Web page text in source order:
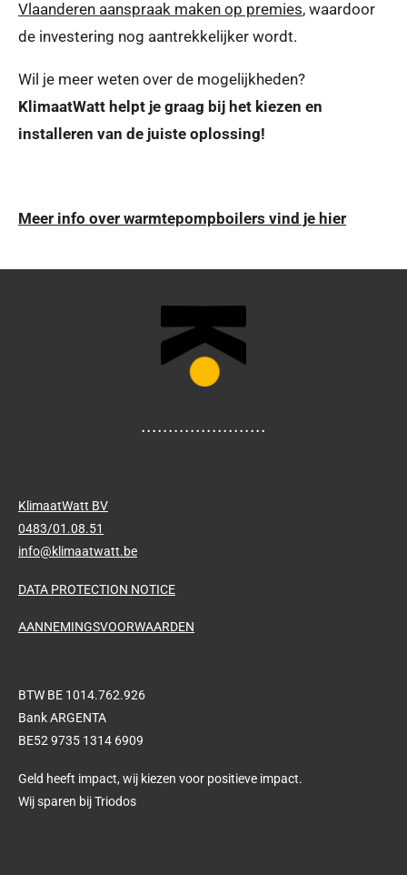
Vlaanderen aanspraak maken op premies, waardoor
de investering nog aantrekkelijker wordt.
Wil je meer weten over de mogelijkheden?
KlimaatWatt helpt je graag bij het kiezen en
installeren van de juiste oplossing!
Meer info over warmtepompboilers vind je hier
.......................
KlimaatWatt BV
0483/01.08.51
info@klimaatwatt.be
DATA PROTECTION NOTICE
AANNEMINGSVOORWAARDEN
BTW BE 1014.762.926
Bank ARGENTA
BE52 9735 1314 6909
Geld heeft impact, wij kiezen voor positieve impact.
Wij sparen bij Triodos